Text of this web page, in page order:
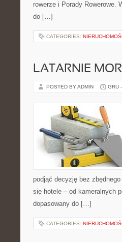
rowerze i Porady Rowerowe.
do […]
CATEGORIES:
LATARNIE
POSTED BY ADMIN GRU
podjąć decyzję bez
się hotele – od kameralnych
dopasowany do […]
CATEGORIES: